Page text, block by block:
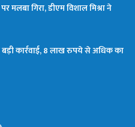
मलबा गिरा, डीएम विशाल मिश्रा ने
कार्रवाई, 8 लाख रुपये से अधिक का